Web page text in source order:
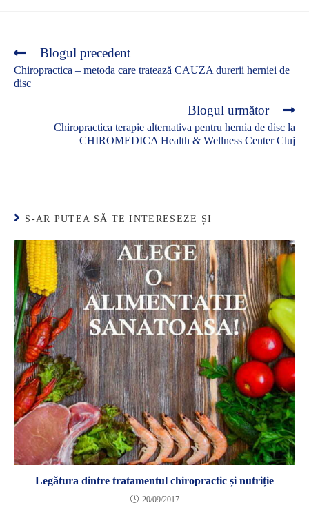
Blogul precedent
Chiropractica – metoda care tratează CAUZA durerii herniei de
disc
Blogul următor
Chiropractica terapie alternativa pentru hernia de disc la
CHIROMEDICA Health & Wellness Center Cluj
S-AR PUTEA SĂ TE INTERESEZE ȘI
Legătura dintre tratamentul chiropractic și nutriție
20/09/2017